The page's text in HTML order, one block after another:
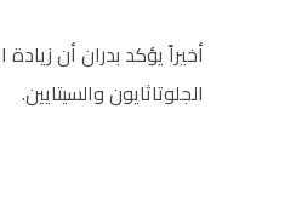
أخيراً يؤكد بدران أن
الجلوتاثايون والسيتايين.